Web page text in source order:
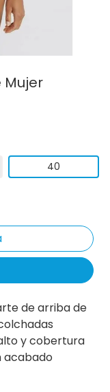
Mujer
40
de arriba de
y cobertura
acabado